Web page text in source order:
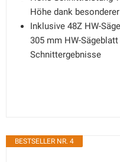
Höhe dank
Inklusive 48Z HW-
305 mm HW-
Schnittergebnisse
BESTSELLER NR. 4